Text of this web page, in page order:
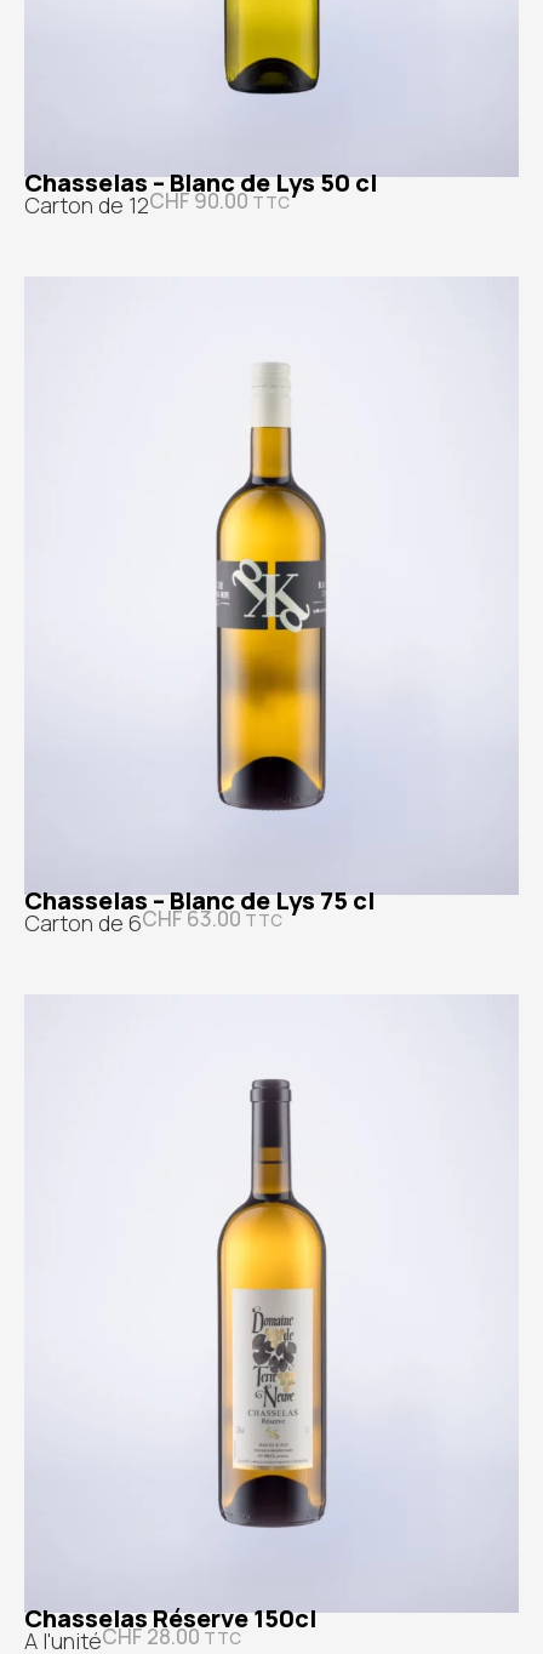
Chasselas – Blanc de Lys 50 cl
Carton de 12CHF90.00 TTC
Chasselas – Blanc de Lys 75 cl
Carton de 6CHF63.00 TTC
Chasselas Réserve 150cl
A l'unitéCHF28.00 TTC